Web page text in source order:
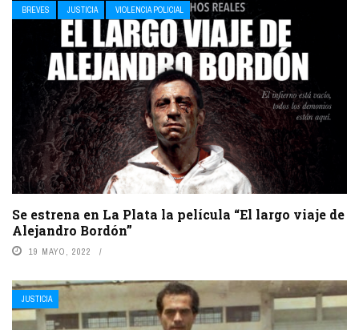
BREVES JUSTICIA VIOLENCIA POLICIAL
Se estrena en La Plata la película “El largo viaje de
Alejandro Bordón”
19 MAYO, 2022
JUSTICIA